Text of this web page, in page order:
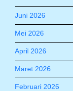
Juni 2026
Mei 2026
April 2026
Maret 2026
Februari 2026